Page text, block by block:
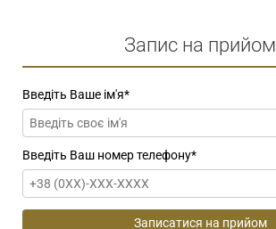
Запис на прийом
Введіть Ваше ім'я*
Введіть Ваш номер телефону*